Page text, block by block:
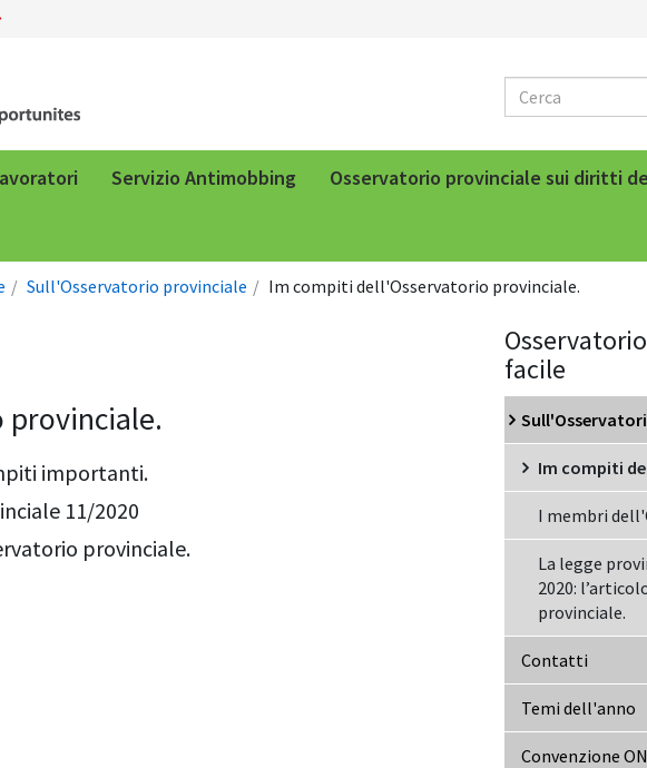
Servizio Antimobbing Osservatorio provinciale sui diritti
Sull'Osservatorio provinciale Im compiti dell'Osservatorio provinciale.
importanti.
11/2020
provinciale.
facile
Im compiti
I membri
La legge
2020:
provinciale.
Contatti
Temi dell'anno
Convenzione